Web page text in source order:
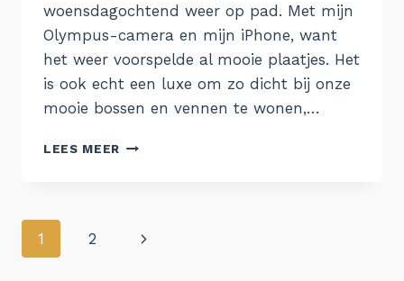
woensdagochtend weer op pad. Met mijn
Olympus-camera en mijn iPhone, want
het weer voorspelde al mooie plaatjes. Het
is ook echt een luxe om zo dicht bij onze
mooie bossen en vennen te wonen,…
LEES MEER
Paginanavigatie
1 2
Volgende